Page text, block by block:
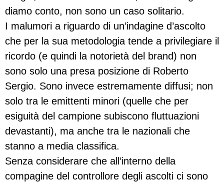
diamo conto, non sono un caso solitario.
I malumori a riguardo di un’indagine d’ascolto
che per la sua metodologia tende a privilegiare il
ricordo (e quindi la notorietà del brand) non
sono solo una presa posizione di Roberto
Sergio. Sono invece estremamente diffusi; non
solo tra le emittenti minori (quelle che per
esiguità del campione subiscono fluttuazioni
devastanti), ma anche tra le nazionali che
stanno a media classifica.
Senza considerare che all’interno della
compagine del controllore degli ascolti ci sono